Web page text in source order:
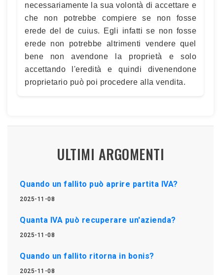
necessariamente la sua volontà di accettare e
che non potrebbe compiere se non fosse
erede del de cuius. Egli infatti se non fosse
erede non potrebbe altrimenti vendere quel
bene non avendone la proprietà e solo
accettando l'eredità e quindi divenendone
proprietario può poi procedere alla vendita.
ULTIMI ARGOMENTI
Quando un fallito può aprire partita IVA?
2025-11-08
Quanta IVA può recuperare un'azienda?
2025-11-08
Quando un fallito ritorna in bonis?
2025-11-08